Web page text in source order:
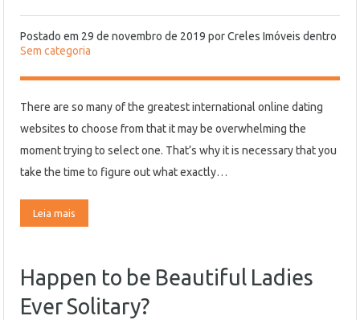
Postado em 29 de novembro de 2019 porCreles Imóveis dentro
Sem categoria
There are so many of the greatest international online dating
websites to choose from that it may be overwhelming the
moment trying to select one. That’s why it is necessary that you
take the time to figure out what exactly…
Leia mais
Happen to be Beautiful Ladies
Ever Solitary?